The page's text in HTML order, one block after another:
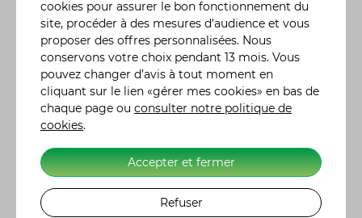
gamme complète de formules d'assurance, des plus
classiques aux plus spécifiques, comme l'assurance
jetski ou quad, adaptées à vos besoins réels. Vous
pouvez moduler vos contrats en y incluant des
garanties particulières, en fonction de l'utilisation ou
des risques liés à votre véhicule. De la demande de
devis à la souscription de votre contrat assurance
moto, auto ou autre, tout se fait en ligne. Nos 300
conseillers sont également à votre écoute pour vous
renseigner et vous accompagner dans le choix de
votre contrat d'assurance. Retrouvez l'histoire des
constructeurs motoet leurs modèles de référence.
Alors n'hésitez plus et, ensemble, ayons l'assurance
cookies pour assurer le bon fonctionnement du
site, procéder à des mesures d’audience et vous
proposer des offres personnalisées. Nous
conservons votre choix pendant 13 mois. Vous
pouvez changer d’avis à tout moment en
cliquant sur le lien «gérer mes cookies» en bas de
chaque page ou consulter notre politique de
cookies.
Accepter et fermer
Refuser